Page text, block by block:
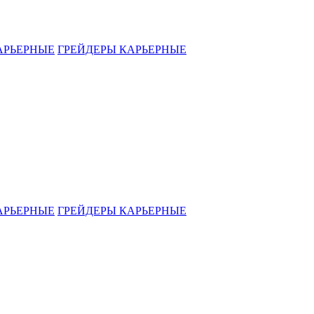
ГРЕЙДЕРЫ КАРЬЕРНЫЕ
ГРЕЙДЕРЫ КАРЬЕРНЫЕ